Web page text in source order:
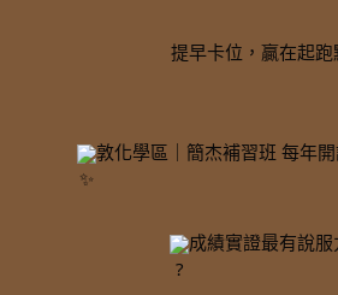
提早卡位，贏在起跑
敦化學區｜簡杰補習班 每年
成績實證最有說服